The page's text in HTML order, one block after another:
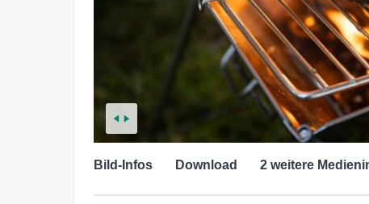
Bild-Infos Download 2 weitere